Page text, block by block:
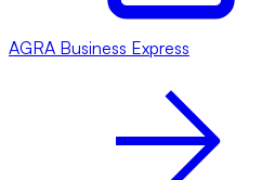
AGRA Business Express